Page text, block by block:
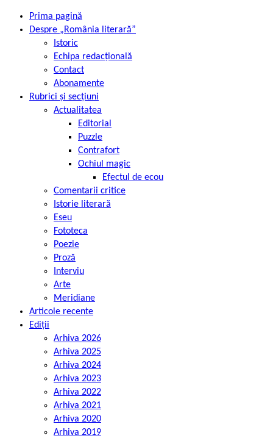
Prima pagină
Despre „România literară”
Istoric
Echipa redacțională
Contact
Abonamente
Rubrici și secțiuni
Actualitatea
Editorial
Puzzle
Contrafort
Ochiul magic
Efectul de ecou
Comentarii critice
Istorie literară
Eseu
Fototeca
Poezie
Proză
Interviu
Arte
Meridiane
Articole recente
Ediții
Arhiva 2026
Arhiva 2025
Arhiva 2024
Arhiva 2023
Arhiva 2022
Arhiva 2021
Arhiva 2020
Arhiva 2019